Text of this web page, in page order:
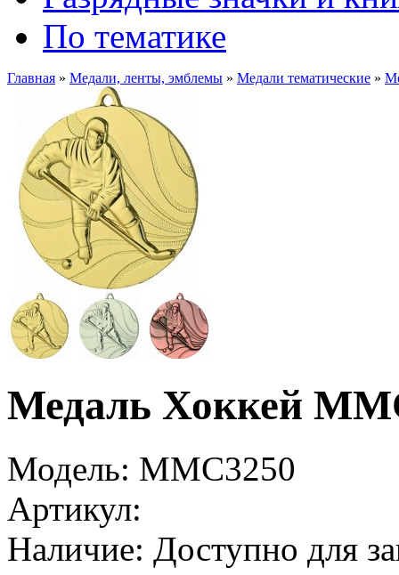
По тематике
Главная » Медали, ленты, эмблемы » Медали тематические »
Медаль Хоккей
Модель: MMC3250
Артикул:
Наличие: Доступно для